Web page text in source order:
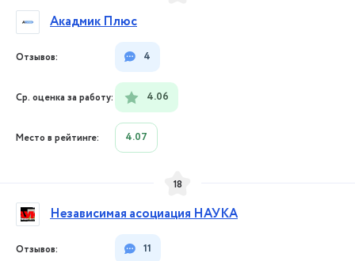
Акадмик Плюс
4
4.06
4.07
18
Независимая асоциация НАУКА
11